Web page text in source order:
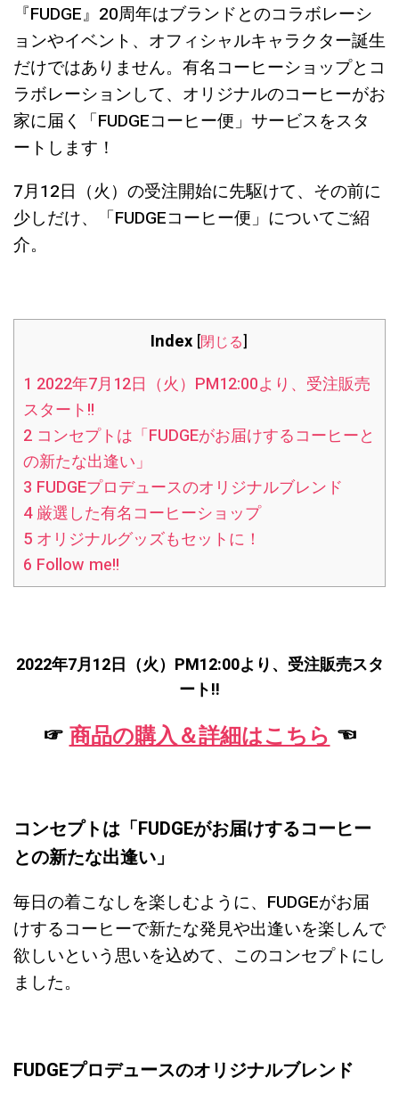
『FUDGE』20周年はブランドとのコラボレーシ
ョンやイベント、オフィシャルキャラクター誕生
だけではありません。有名コーヒーショップとコ
ラボレーションして、オリジナルのコーヒーがお
家に届く「FUDGEコーヒー便」サービスをスタ
ートします！
7月12日（火）の受注開始に先駆けて、その前に
少しだけ、「FUDGEコーヒー便」についてご紹
介。
Index [閉じる]
1 2022年7月12日（火）PM12:00より、受注販売
スタート!!
2コンセプトは「FUDGEがお届けするコーヒーと
の新たな出逢い」
3 FUDGEプロデュースのオリジナルブレンド
4厳選した有名コーヒーショップ
5オリジナルグッズもセットに！
6 Follow me!!
2022年7月12日（火）PM12:00より、受注販売スタ
ート!!
☞商品の購入＆詳細はこちら☜
コンセプトは「FUDGEがお届けするコーヒー
との新たな出逢い」
毎日の着こなしを楽しむように、FUDGEがお届
けするコーヒーで新たな発見や出逢いを楽しんで
欲しいという思いを込めて、このコンセプトにし
ました。
FUDGEプロデュースのオリジナルブレンド